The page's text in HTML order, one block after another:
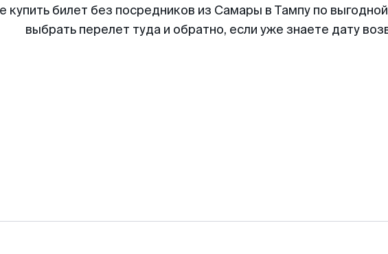
купить билет без посредников из Самары в Тампу по
выбрать перелет туда и обратно, если уже знаете дату